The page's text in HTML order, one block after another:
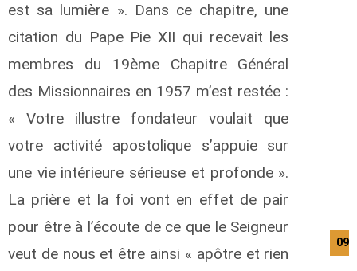
est sa lumière ». Dans ce chapitre, une
citation du Pape Pie XII qui recevait les
membres du 19ème Chapitre Général
des Missionnaires en 1957 m’est restée :
« Votre illustre fondateur voulait que
votre activité apostolique s’appuie sur
une vie intérieure sérieuse et profonde ».
La prière et la foi vont en effet de pair
pour être à l’écoute de ce que le Seigneur
veut de nous et être ainsi « apôtre et rien
09/